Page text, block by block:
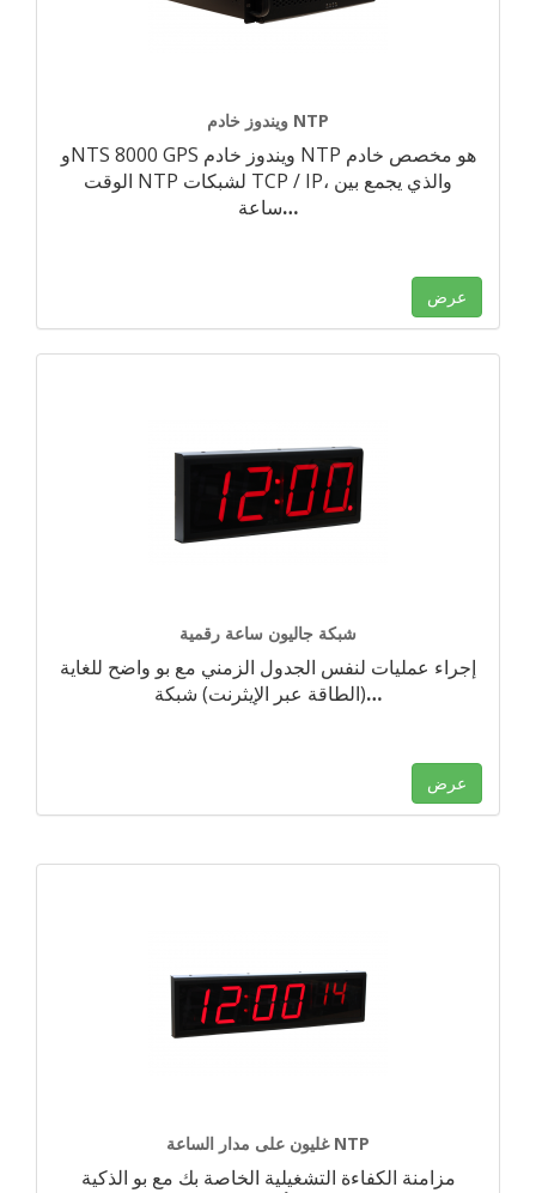
ويندوز خادم NTP
وNTS 8000 GPS ويندوز خادم NTP هو مخصص خادم
الوقت NTP لشبكات TCP / IP، والذي يجمع بين
ساعة…
عرض
شبكة جاليون ساعة رقمية
إجراء عمليات لنفس الجدول الزمني مع بو واضح للغاية
(الطاقة عبر الإيثرنت) شبكة…
عرض
غليون على مدار الساعة NTP
مزامنة الكفاءة التشغيلية الخاصة بك مع بو الذكية